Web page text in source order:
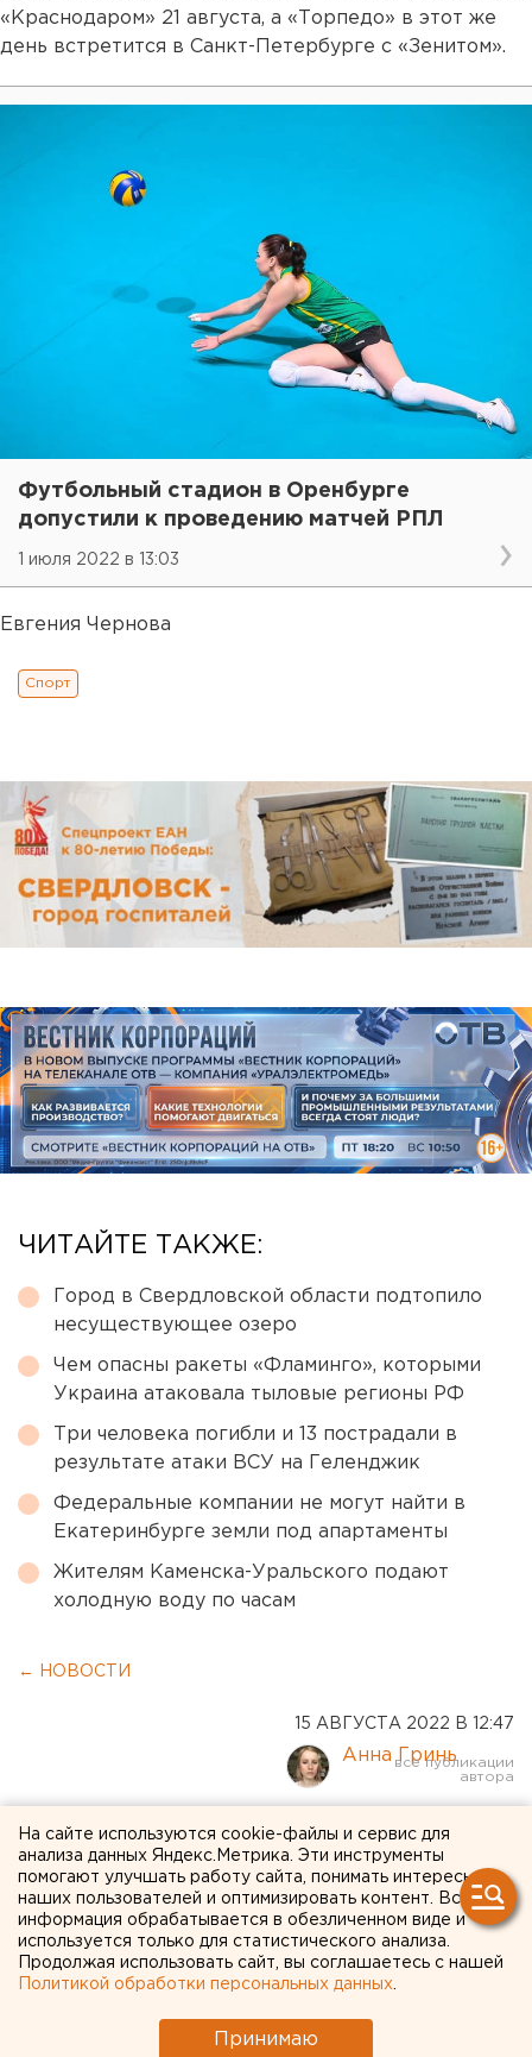
«Краснодаром» 21 августа, а «Торпедо» в этот же
день встретится в Санкт-Петербурге с «Зенитом».
Футбольный стадион в Оренбурге
допустили к проведению матчей РПЛ
1 июля 2022 в 13:03
Евгения Чернова
Спорт
ЧИТАЙТЕ ТАКЖЕ:
Город в Свердловской области подтопило
несуществующее озеро
Чем опасны ракеты «Фламинго», которыми
Украина атаковала тыловые регионы РФ
Три человека погибли и 13 пострадали в
результате атаки ВСУ на Геленджик
Федеральные компании не могут найти в
Екатеринбурге земли под апартаменты
Жителям Каменска-Уральского подают
холодную воду по часам
← НОВОСТИ
15 АВГУСТА 2022 В 12:47
Анна Гринь
Григорий Лифанов покинул
должность худрука
екатеринбургского ТЮЗа
На сайте используются cookie-файлы и сервис для
анализа данных Яндекс.Метрика. Эти инструменты
помогают улучшать работу сайта, понимать интересы
наших пользователей и оптимизировать контент. Вся
информация обрабатывается в обезличенном виде и
используется только для статистического анализа.
Продолжая использовать сайт, вы соглашаетесь с нашей
Политикой обработки персональных данных
Принимаю